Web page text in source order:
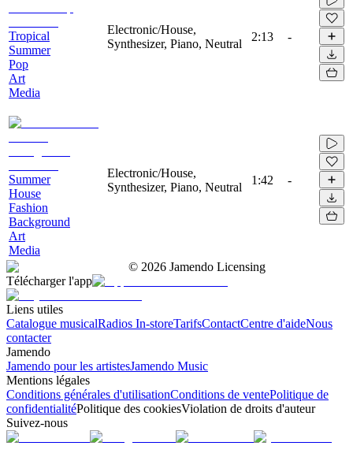
Tropical
Summer
Pop
Art
Media
Electronic/House,
Synthesizer, Piano, Neutral
2:13 -
Summer
House
Fashion
Background
Art
Media
Electronic/House,
Synthesizer, Piano, Neutral
1:42 -
© 2026 Jamendo Licensing
Télécharger l'app
Liens utiles
Catalogue musicalRadios In-storeTarifsContactCentre d'aideNous
contacter
Jamendo
Jamendo pour les artistesJamendo Music
Mentions légales
Conditions générales d'utilisationConditions de ventePolitique de
confidentialitéPolitique des cookiesViolation de droits d'auteur
Suivez-nous